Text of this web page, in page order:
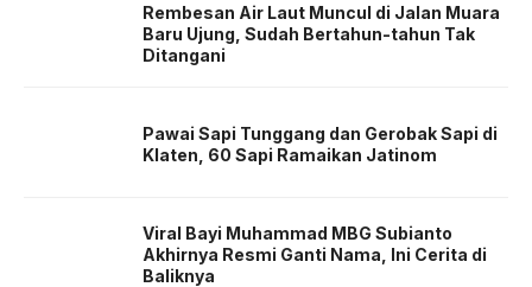
Rembesan Air Laut Muncul di Jalan Muara
Baru Ujung, Sudah Bertahun-tahun Tak
Ditangani
Pawai Sapi Tunggang dan Gerobak Sapi di
Klaten, 60 Sapi Ramaikan Jatinom
Viral Bayi Muhammad MBG Subianto
Akhirnya Resmi Ganti Nama, Ini Cerita di
Baliknya